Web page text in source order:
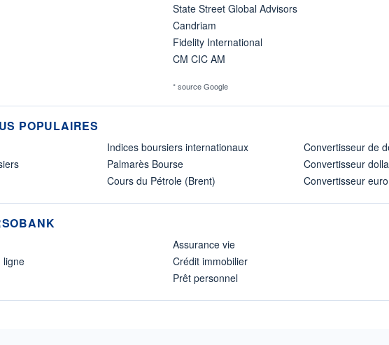
State Street Global Advisors
Candriam
Fidelity International
CM CIC AM
* source Google
POPULAIRES
Indices boursiers internationaux
Palmarès Bourse
Cours du Pétrole (Brent)
Convertisseur de
Convertisseur
Convertisseur
ligne
Assurance vie
Crédit immobilier
Prêt personnel